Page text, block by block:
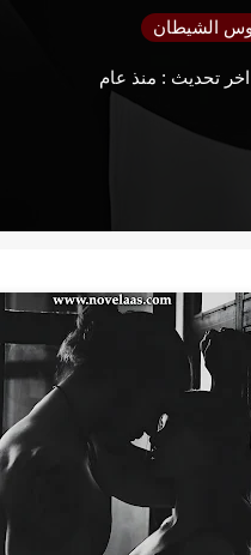
الشيطان
اخر تحديث : منذ عام